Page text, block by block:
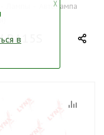
Автолампа
╳
в